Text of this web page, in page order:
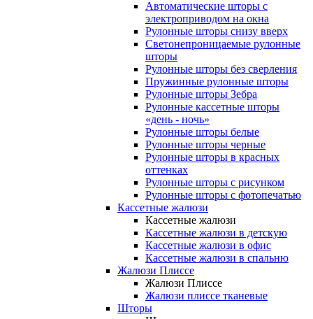
Автоматические шторы с
электроприводом на окна
Рулонные шторы снизу вверх
Светонепроницаемые рулонные
шторы
Рулонные шторы без сверления
Пружинные рулонные шторы
Рулонные шторы Зебра
Рулонные кассетные шторы
«день - ночь»
Рулонные шторы белые
Рулонные шторы черные
Рулонные шторы в красных
оттенках
Рулонные шторы с рисунком
Рулонные шторы с фотопечатью
Кассетные жалюзи
Кассетные жалюзи
Кассетные жалюзи в детскую
Кассетные жалюзи в офис
Кассетные жалюзи в спальню
Жалюзи Плиссе
Жалюзи Плиссе
Жалюзи плиссе тканевые
Шторы